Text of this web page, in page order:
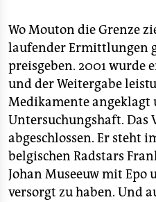
Wo Mouton die Grenze
laufender Ermittlungen
preisgeben. 2001 wurde
und der Weitergabe
Medikamente
Untersuchungshaft. Das
abgeschlossen. Er steht
belgischen Radstars
Johan Museeuw mit Epo
versorgt zu haben. Und